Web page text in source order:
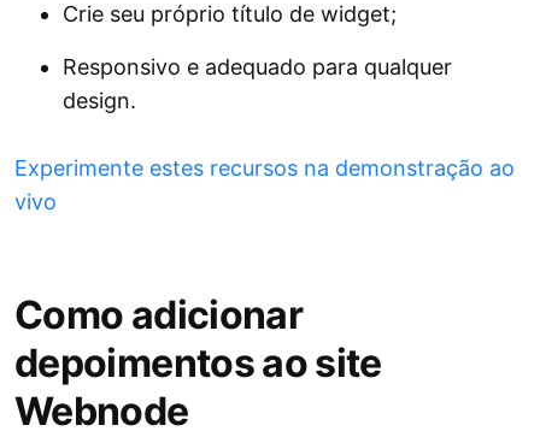
Crie seu próprio título de widget;
Responsivo e adequado para qualquer
design.
Experimente estes recursos na demonstração ao
vivo
Como adicionar
depoimentos ao site
Webnode